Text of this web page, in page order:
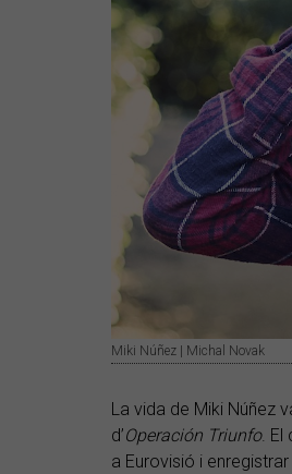
Miki Núñez | Michal Novak
La vida de Miki Núñez
d’Operación Triunfo. El
a Eurovisió i